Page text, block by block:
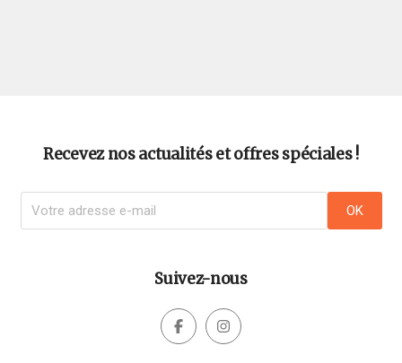
Recevez nos actualités et offres spéciales !
Suivez-nous
 